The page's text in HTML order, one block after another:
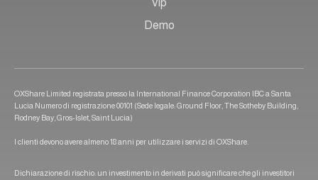
Vip
Demo
OXShare Limited registrata presso la International Finance Corporation IBC a Santa
Lucia Numero di registrazione 00101 (Sede legale: Ground Floor, The Sotheby Building,
Rodney Bay, Gros-Islet, Saint Lucia)
I clienti devono avere almeno 18 anni per utilizzare i servizi di OXShare.
Dichiarazione di rischio: un investimento in derivati può significare che gli investitori